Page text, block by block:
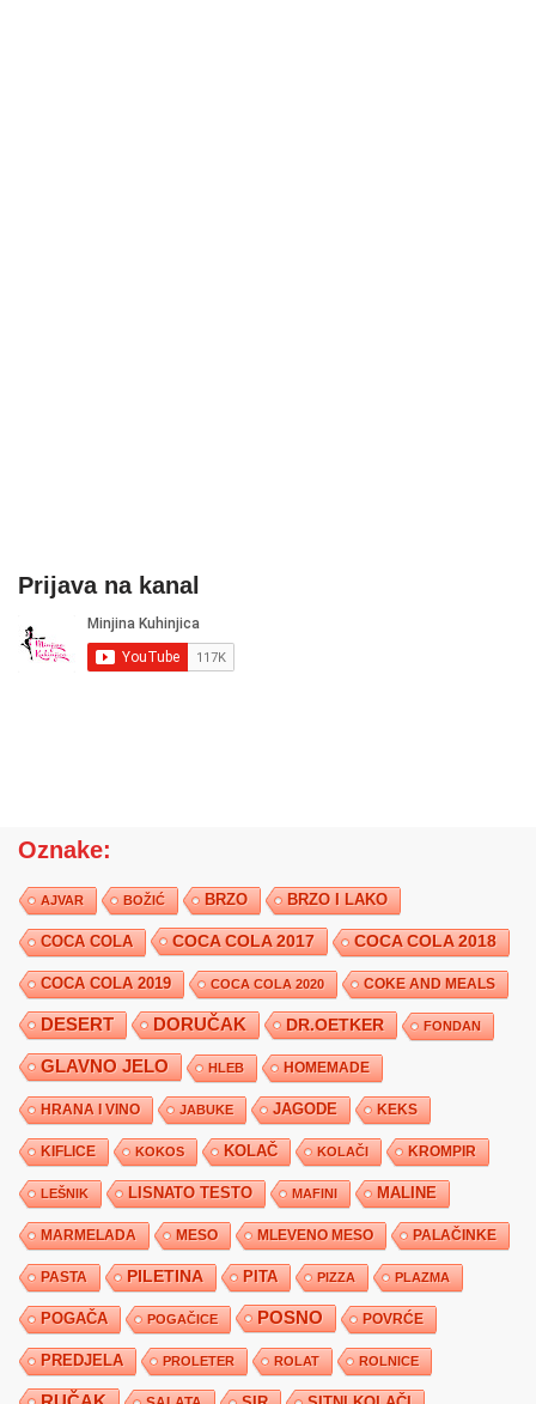
Prijava na kanal
Oznake:
AJVAR BOŽIĆ BRZO BRZO I LAKO
COCA COLA COCA COLA 2017 COCA COLA 2018
COCA COLA 2019 COCA COLA 2020 COKE AND MEALS
DESERT DORUČAK DR.OETKER FONDAN
GLAVNO JELO HLEB HOMEMADE
HRANA I VINO JABUKE JAGODE KEKS
KIFLICE KOKOS KOLAČ KOLAČI KROMPIR
LEŠNIK LISNATO TESTO MAFINI MALINE
MARMELADA MESO MLEVENO MESO PALAČINKE
PASTA PILETINA PITA PIZZA PLAZMA
POGAČA POGAČICE POSNO POVRĆE
PREDJELA PROLETER ROLAT ROLNICE